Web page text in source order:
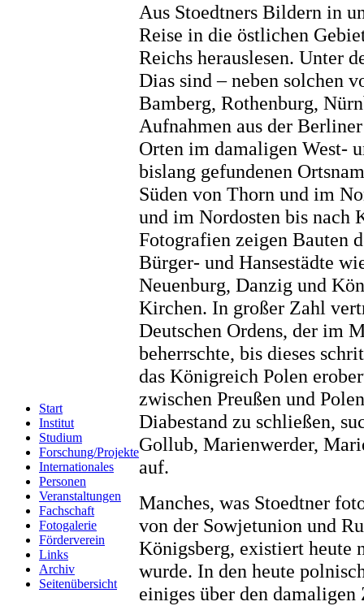
Start
Institut
Studium
Forschung/Projekte
Internationales
Personen
Veranstaltungen
Fachschaft
Fotogalerie
Förderverein
Links
Archiv
Seitenübersicht
Aus Stoedtners Bildern in
Reise in die östlichen
Reichs herauslesen. Unter
Dias sind – neben solchen
Bamberg, Rothenburg,
Aufnahmen aus der
Orten im damaligen West-
bislang gefundenen
Süden von Thorn und im
und im Nordosten bis nach
Fotografien zeigen Bauten
Bürger- und Hansestädte
Neuenburg, Danzig und
Kirchen. In großer Zahl
Deutschen Ordens, der im
beherrschte, bis dieses
das Königreich Polen
zwischen Preußen und
Diabestand zu schließen,
Gollub, Marienwerder,
auf.
Manches, was Stoedtner
von der Sowjetunion und
Königsberg, existiert heute
wurde. In den heute
einiges über den